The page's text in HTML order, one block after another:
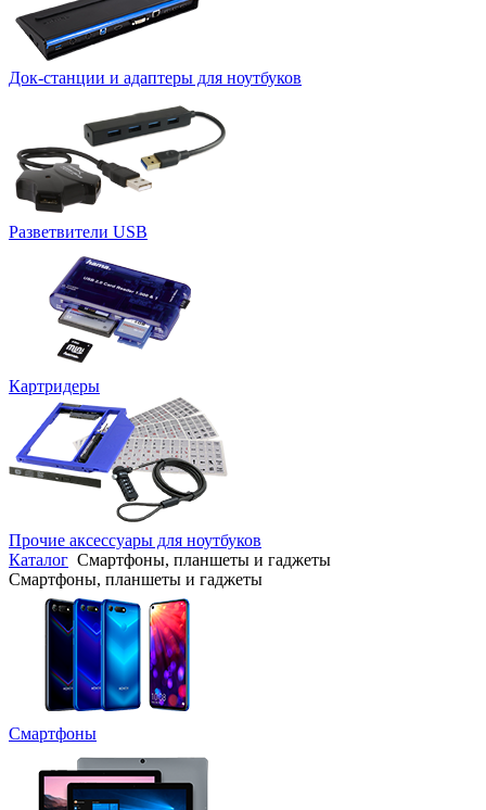
Док-станции и адаптеры для ноутбуков
Разветвители USB
Картридеры
Прочие аксессуары для ноутбуков
Каталог Смартфоны, планшеты и гаджеты
Смартфоны, планшеты и гаджеты
Смартфоны